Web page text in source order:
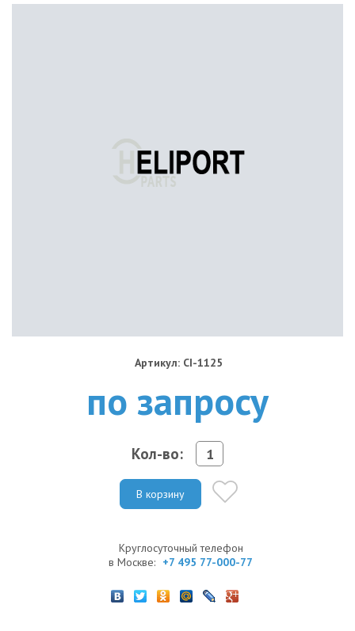
Артикул: CI-1125
по запросу
Кол-во:
В корзину
Круглосуточный телефон
в Москве: +7 495 77-000-77